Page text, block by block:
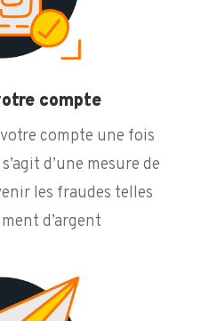
compte
compte une fois
d’une mesure de
les fraudes telles
d’argent